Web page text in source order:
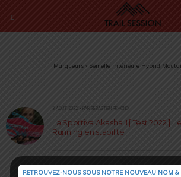
Marqueurs › Semelle Intérieure Hybrid
3 AOÛT 2022 • PAR SÉBASTIEN RÉMOND
La Sportiva Akasha II [ Test 2022 ] :
Running en stabilité
RETROUVEZ-NOUS SOUS NOTRE NOUVEAU NOM &